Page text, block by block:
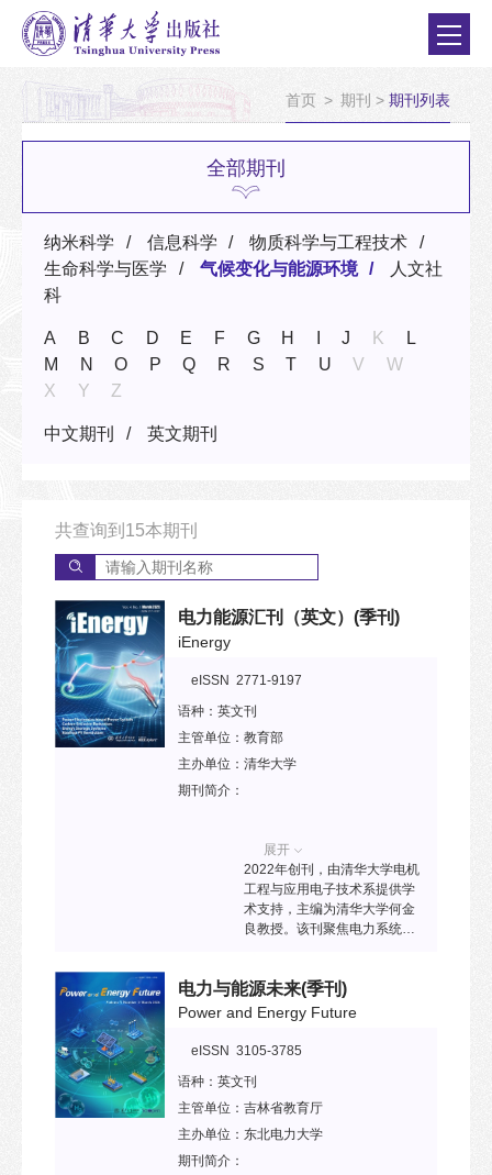
首页 > 期刊 > 期刊列表
全部期刊
纳米科学 信息科学
物质科学与工程技术
生命科学与医学
气候变化与能源环境
人文社
科
A B C D E F G H J K
L
M
N O P Q R S T U V
W
X
Y Z
中文期刊 英文期刊
共查询到 15本期刊
电力能源汇刊（英文） (季刊)
iEnergy
eISSN 2771-9197
语种： 英文刊
主管单位： 教育部
主办单位： 清华大学
期刊简介：
展开
2022年创刊，由清华大学电机
工程与应用电子技术系提供学
术支持，主编为清华大学何金
良教授。该刊聚焦电力系统、
领域，旨为未来新一代电力和
能源系统研究提供先进技术传
Compendex、Scopus、
等收录。2024年入选“中国科技
期刊卓越行动计划二期”高起点
新刊项目。
电力与能源未来(季刊)
Power and Energy Future
eISSN 3105-3785
语种： 英文刊
主管单位： 吉林省教育厅
主办单位： 东北电力大学
期刊简介：